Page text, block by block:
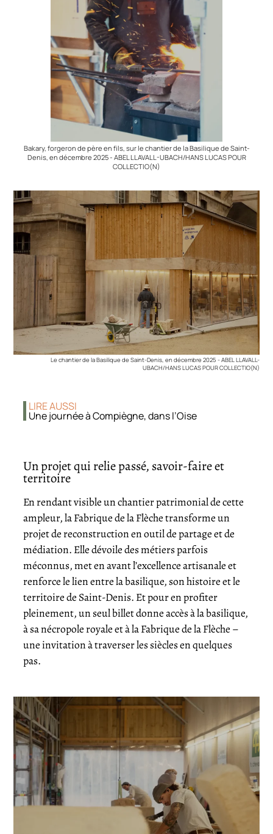
Bakary, forgeron de père en fils, sur le chantier de la Basilique de Saint-
Denis, en décembre 2025 - ABEL LLAVALL-UBACH/HANS LUCAS POUR
COLLECTIO(N)
Le chantier de la Basilique de Saint-Denis, en décembre 2025 - ABEL LLAVALL-
UBACH/HANS LUCAS POUR COLLECTIO(N)
LIRE AUSSI
Une journée à Compiègne, dans l’Oise
Un projet qui relie passé, savoir-faire et
territoire
En rendant visible un chantier patrimonial de cette
ampleur, la Fabrique de la Flèche transforme un
projet de reconstruction en outil de partage et de
médiation. Elle dévoile des métiers parfois
méconnus, met en avant l’excellence artisanale et
renforce le lien entre la basilique, son histoire et le
territoire de Saint-Denis. Et pour en profiter
pleinement, un seul billet donne accès à la basilique,
à sa nécropole royale et à la Fabrique de la Flèche –
une invitation à traverser les siècles en quelques
pas.